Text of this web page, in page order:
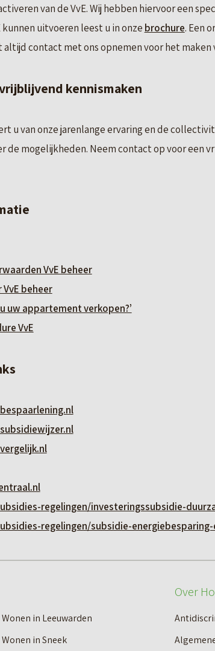
van de VvE. Wij hebben hiervoor een
kunnen uitvoeren leest u in onze brochure. Een
altijd contact met ons opnemen voor het maken
kennismaken
u van onze jarenlange ervaring en de
de mogelijkheden. Neem contact op voor een
VvE beheer
beheer
uw appartement verkopen?’
VvE
regelingen/investeringssubsidie-
regelingen/subsidie-
Wonen in Leeuwarden
Wonen in Sneek
Over